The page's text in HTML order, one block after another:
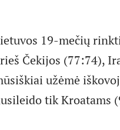
19-mečių
Čekijos (77:74),
užėmė
tik Kroatams